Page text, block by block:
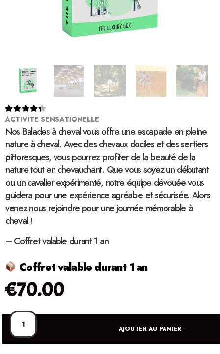

ACTIVITE SENSATIONELLE
Nos Balades à cheval vous offre une escapade en pleine
nature à cheval. Avec des chevaux dociles et des sentiers
pittoresques, vous pourrez profiter de la beauté de la
nature tout en chevauchant. Que vous soyez un débutant
ou un cavalier expérimenté, notre équipe dévouée vous
guidera pour une expérience agréable et sécurisée. Alors
venez nous rejoindre pour une journée mémorable à
cheval !
– Coffret valable durant 1 an
Coffret valable durant 1 an
€70.00
AJOUTER AU PANIER